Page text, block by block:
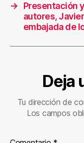
→
Presentación
autores,
embajada de
Deja
Tu dirección de
Los campos